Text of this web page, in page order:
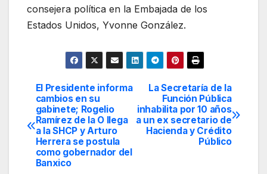
consejera política en la Embajada de los
Estados Unidos, Yvonne González.
Navegación
de
entradas
La Secretaría de la
Función Pública
inhabilita por 10 años
a un ex secretario de
Hacienda y Crédito
Público
El Presidente informa
cambios en su
gabinete; Rogelio
Ramírez de la O llega
a la SHCP y Arturo
Herrera se postula
como gobernador del
Banxico